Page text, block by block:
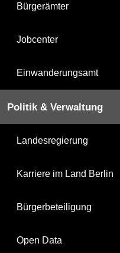
Bürgerämter
Jobcenter
Einwanderungsamt
Politik & Verwaltung
Landesregierung
Karriere im Land Berlin
Bürgerbeteiligung
Open Data